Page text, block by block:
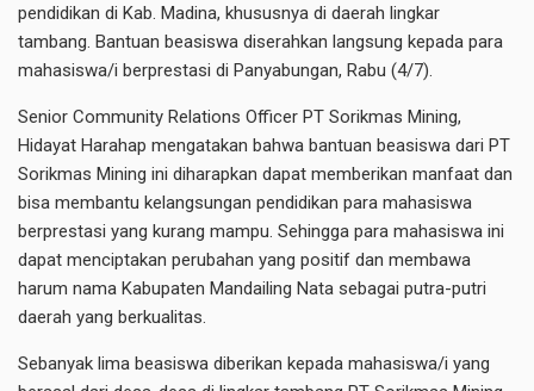
pendidikan di Kab. Madina, khususnya di daerah lingkar
tambang. Bantuan beasiswa diserahkan langsung kepada para
mahasiswa/i berprestasi di Panyabungan, Rabu (4/7).
Senior Community Relations Officer PT Sorikmas Mining,
Hidayat Harahap mengatakan bahwa bantuan beasiswa dari PT
Sorikmas Mining ini diharapkan dapat memberikan manfaat dan
bisa membantu kelangsungan pendidikan para mahasiswa
berprestasi yang kurang mampu. Sehingga para mahasiswa ini
dapat menciptakan perubahan yang positif dan membawa
harum nama Kabupaten Mandailing Nata sebagai putra-putri
daerah yang berkualitas.
Sebanyak lima beasiswa diberikan kepada mahasiswa/i yang